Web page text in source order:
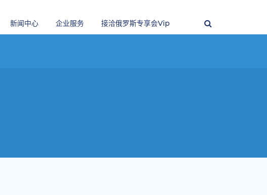
新闻中心 企业服务 接洽俄罗斯专享会vip